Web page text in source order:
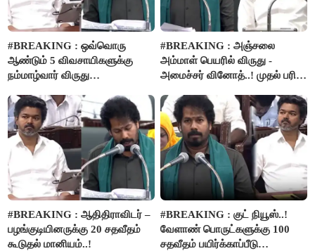
#BREAKING : ஒவ்வொரு
ஆண்டும் 5 விவசாயிகளுக்கு
நம்மாழ்வார் விருது
#BREAKING : அஞ்சலை
அம்மாள் பெயரில் விருது -
அமைச்சர் வினோத்..! முதல் பரிசு
#BREAKING : ஆதிதிராவிடர் –
பழங்குடியினருக்கு 20 சதவீதம்
கூடுதல் மானியம்..!
#BREAKING : குட் நியூஸ்..!
வேளாண் பொருட்களுக்கு 100
சதவீதம் பயிர்க்காப்பீடு